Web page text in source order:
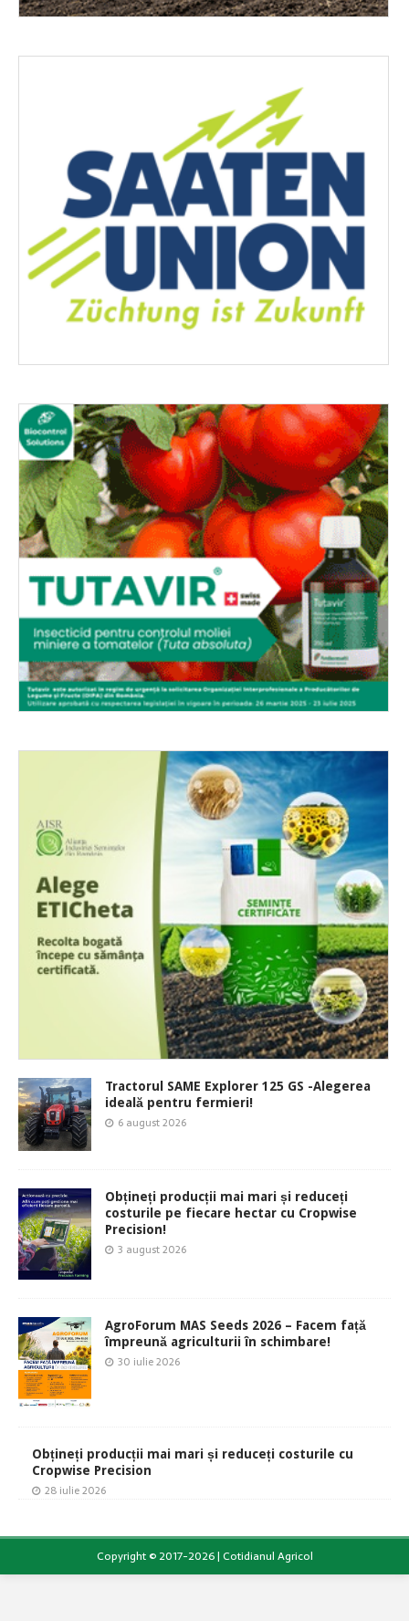
Tractorul SAME Explorer 125 GS -Alegerea
ideală pentru fermieri!
6 august 2026
Obțineți producții mai mari și reduceți
costurile pe fiecare hectar cu Cropwise
Precision!
3 august 2026
AgroForum MAS Seeds 2026 – Facem față
împreună agriculturii în schimbare!
30 iulie 2026
Obțineți producții mai mari și reduceți costurile cu
Cropwise Precision
28 iulie 2026
Copyright © 2017-2026 | Cotidianul Agricol